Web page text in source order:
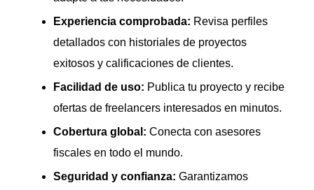
Experiencia comprobada: Revisa perfiles
detallados con historiales de proyectos
exitosos y calificaciones de clientes.
Facilidad de uso: Publica tu proyecto y recibe
ofertas de freelancers interesados en minutos.
Cobertura global: Conecta con asesores
fiscales en todo el mundo.
Seguridad y confianza: Garantizamos